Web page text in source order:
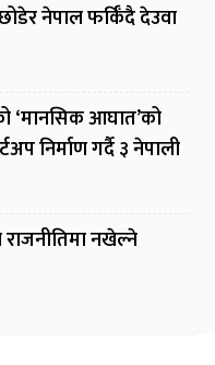
नेपाल फर्किँदै देउवा
‘मानसिक आघात’को
निर्माण गर्दै ३ नेपाली
राजनीतिमा नखेल्ने